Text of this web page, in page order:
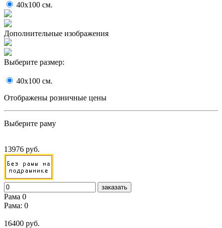
40x100 cм.
Дополнительные изображения
Выберите размер:
40x100 cм.
Отображены розничные цены
Выберите раму
13976 руб.
заказать
Рама 0
Рама: 0
16400 руб.